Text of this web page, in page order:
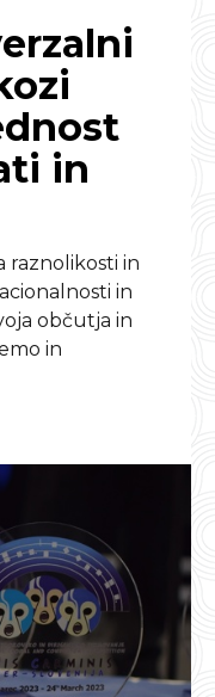
in
raznolikosti in
in
občutja in
in